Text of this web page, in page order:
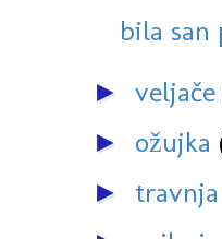
bila san
► veljače
► ožujka
► travnja